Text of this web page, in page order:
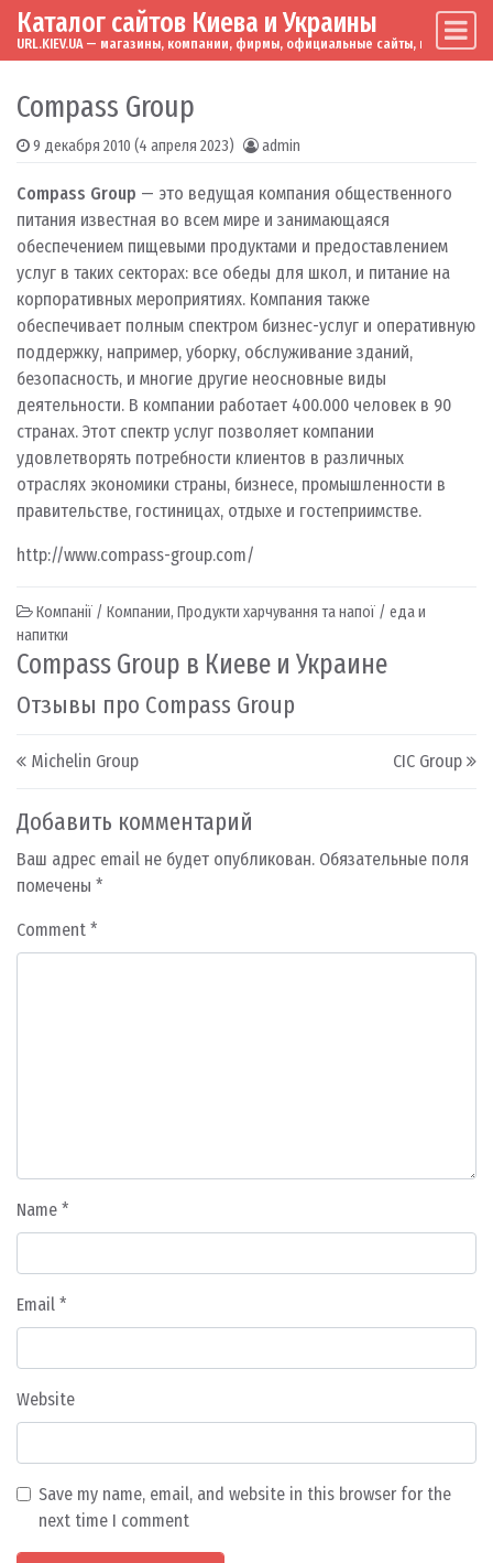
Skip to content
Main Navigation
Каталог сайтов Киева и Украины
URL.KIEV.UA — магазины, компании, фирмы, официальные сайты, мировые
Compass Group
9 декабря 2010 (4 апреля 2023) admin
Compass Group — это ведущая компания общественного
питания известная во всем мире и занимающаяся
обеспечением пищевыми продуктами и предоставлением
услуг в таких секторах: все обеды для школ, и питание на
корпоративных мероприятиях. Компания также
обеспечивает полным спектром бизнес-услуг и оперативную
поддержку, например, уборку, обслуживание зданий,
безопасность, и многие другие неосновные виды
деятельности. В компании работает 400.000 человек в 90
странах. Этот спектр услуг позволяет компании
удовлетворять потребности клиентов в различных
отраслях экономики страны, бизнесе, промышленности в
правительстве, гостиницах, отдыхе и гостеприимстве.
http://www.compass-group.com/
Компанії / Компании, Продукти харчування та напої / еда и
напитки
Compass Group в Киеве и Украине
Отзывы про Compass Group
Post navigation
Michelin Group CIC Group
Добавить комментарий
Ваш адрес email не будет опубликован. Обязательные поля
помечены *
Comment *
Name *
Email *
Website
Save my name, email, and website in this browser for the
next time I comment